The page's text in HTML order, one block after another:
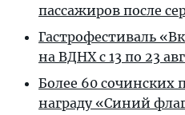
пассажиров после
Гастрофестиваль
на ВДНХ с 13 по 23
Более 60 сочинских
награду «Синий